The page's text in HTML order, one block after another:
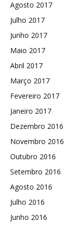
Agosto 2017
Julho 2017
Junho 2017
Maio 2017
Abril 2017
Março 2017
Fevereiro 2017
Janeiro 2017
Dezembro 2016
Novembro 2016
Outubro 2016
Setembro 2016
Agosto 2016
Julho 2016
Junho 2016